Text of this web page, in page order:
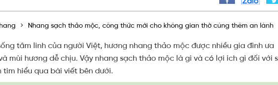
Nhang sạch thảo mộc, công thức mới cho không gian thờ cúng thêm an lành
tâm linh của người Việt, hương nhang thảo mộc được nhiều gia đình ưa
mùi hương dễ chịu. Vậy nhang sạch thảo mộc là gì và có lợi ích gì đối với
tìm hiểu qua bài viết bên dưới.